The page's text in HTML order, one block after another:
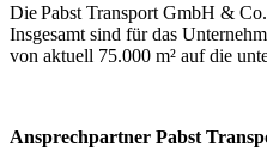
Die Pabst Transport GmbH &
Insgesamt sind für das
von aktuell 75.000 m² auf die
Ansprechpartner Pabst